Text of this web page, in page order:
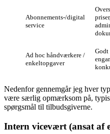
Abonnements‑/digital
service
Ad hoc håndværkere /
enkeltopgaver
Nedenfor gennemgår jeg hver
være særlig opmærksom på,
spørgsmål til tilbudsgiverne.
Intern vicevært (ansat af